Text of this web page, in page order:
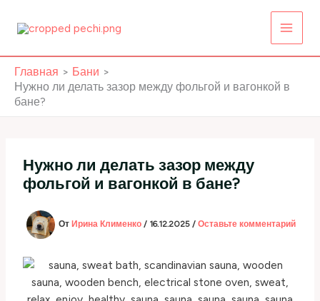
Главная
Бани
Нужно ли делать зазор между фольгой и вагонкой в
бане?
Нужно ли делать зазор между
фольгой и вагонкой в бане?
От Ирина Клименко/ 16.12.2025/Оставьте комментарий